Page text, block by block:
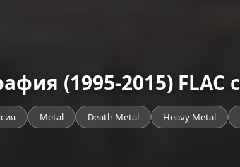
(1995-2015) FLAC
Metal Death Metal Heavy Metal